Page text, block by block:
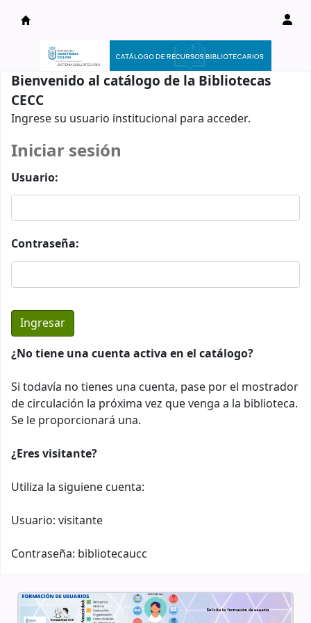
Catálogo en línea
Bienvenido al catálogo de la Bibliotecas
CECC
Ingrese su usuario institucional para acceder.
Iniciar sesión
Usuario:
Contraseña:
¿No tiene una cuenta activa en el catálogo?
Si todavía no tienes una cuenta, pase por el mostrador
de circulación la próxima vez que venga a la biblioteca.
Se le proporcionará una.
¿Eres visitante?
Utiliza la siguiene cuenta:
Usuario: visitante
Contraseña: bibliotecaucc